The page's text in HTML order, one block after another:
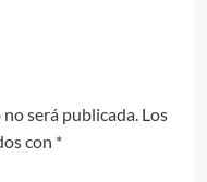
será publicada. Los
con *